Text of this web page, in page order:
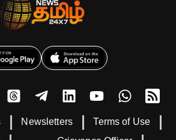
Newsletters
Terms of Use